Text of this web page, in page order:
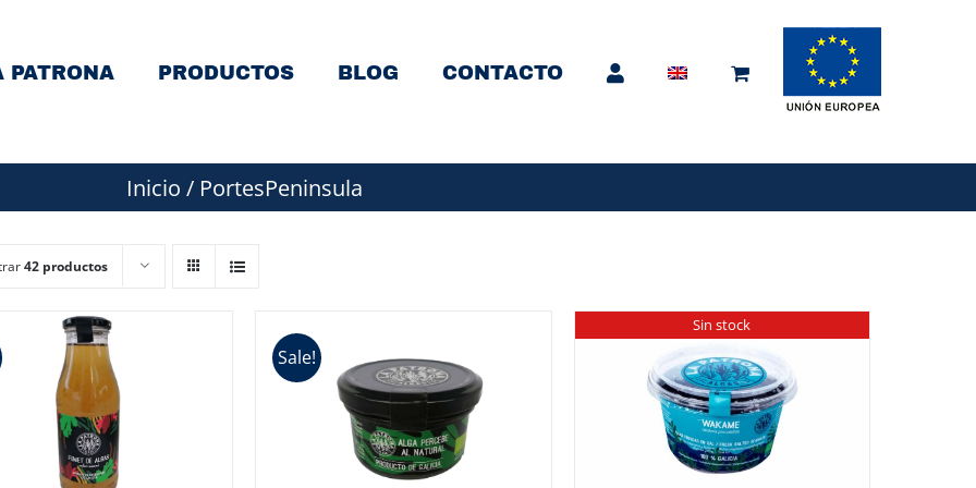
PATRONA PRODUCTOS BLOG CONTACTO
Inicio / PortesPeninsula
42 productos
Sale!
Sin stock